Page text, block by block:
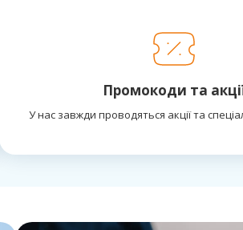
Промокоди та
У нас завжди проводяться акції та